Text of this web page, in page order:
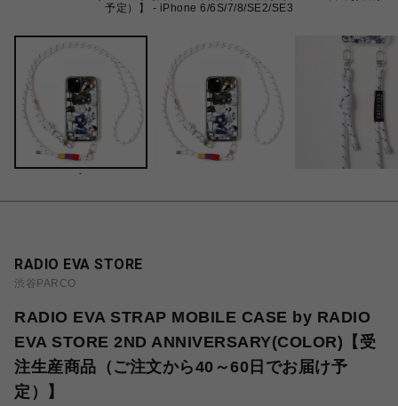
予定）】 - iPhone 6/6S/7/8/SE2/SE3
-
RADIO EVA STORE
渋谷PARCO
RADIO EVA STRAP MOBILE CASE by RADIO
EVA STORE 2ND ANNIVERSARY(COLOR)【受
注生産商品（ご注文から40～60日でお届け予
定）】